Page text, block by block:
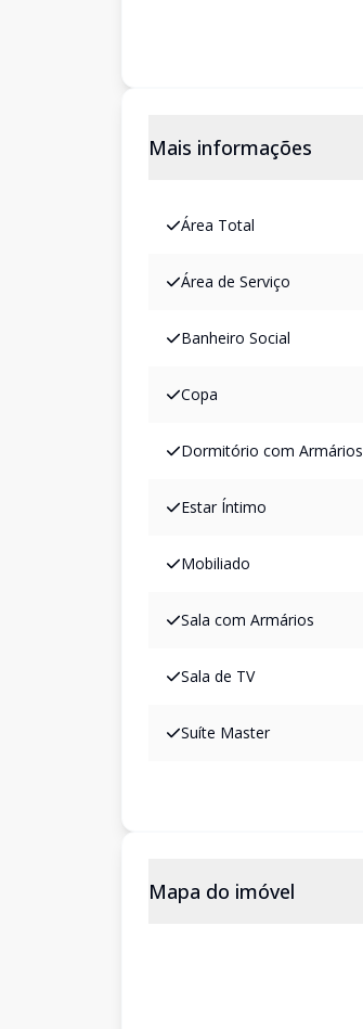
Mais informações
Área Total
Área de Serviço
Banheiro Social
Copa
Dormitório com Armários
Estar Íntimo
Mobiliado
Sala com Armários
Sala de TV
Suíte Master
Mapa do imóvel